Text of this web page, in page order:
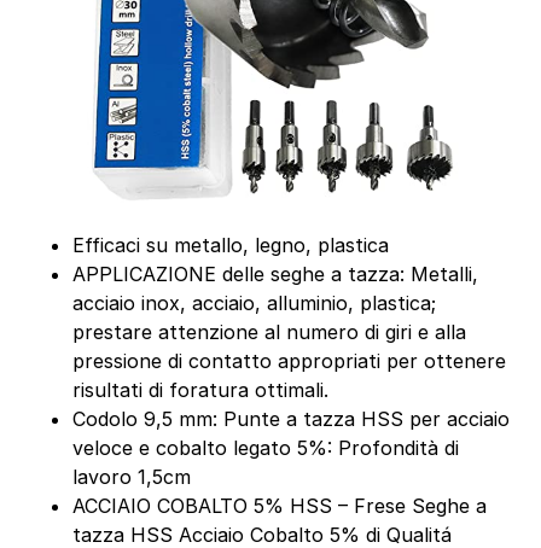
Efficaci su metallo, legno, plastica
APPLICAZIONE delle seghe a tazza: Metalli,
acciaio inox, acciaio, alluminio, plastica;
prestare attenzione al numero di giri e alla
pressione di contatto appropriati per ottenere
risultati di foratura ottimali.
Codolo 9,5 mm: Punte a tazza HSS per acciaio
veloce e cobalto legato 5%: Profondità di
lavoro 1,5cm
ACCIAIO COBALTO 5% HSS – Frese Seghe a
tazza HSS Acciaio Cobalto 5% di Qualitá